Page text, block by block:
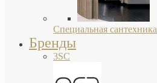
Специальная сантехника
Бренды
3SC